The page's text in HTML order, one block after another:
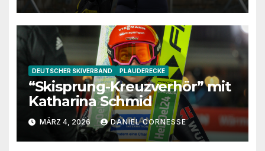
DEUTSCHER SKIVERBAND PLAUDERECKE
“Skisprung-Kreuzverhör” mit
Katharina Schmid
MÄRZ 4, 2026 DANIEL CORNESSE